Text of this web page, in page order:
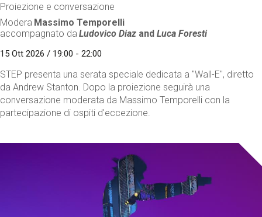
Proiezione e conversazione
Modera Massimo Temporelli
accompagnato da Ludovico Diaz andLuca Foresti
15 Ott 2026 / 19:00 - 22:00
STEP presenta una serata speciale dedicata a "Wall-E", diretto
da Andrew Stanton. Dopo la proiezione seguirà una
conversazione moderata da Massimo Temporelli con la
partecipazione di ospiti d'eccezione.